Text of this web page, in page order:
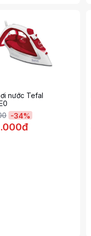
nước Tefal
-34%